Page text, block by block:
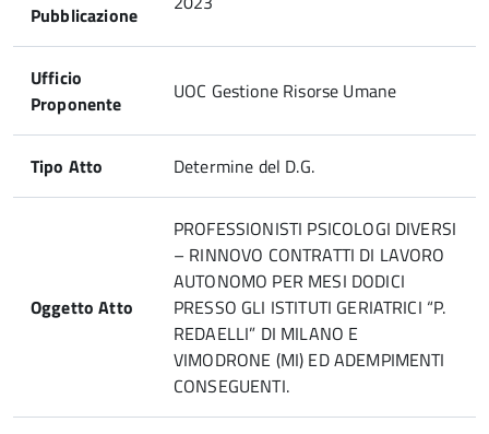
Pubblicazione
Ufficio
Proponente
UOC Gestione Risorse Umane
Tipo Atto Determine del D.G.
Oggetto Atto
PROFESSIONISTI PSICOLOGI DIVERSI
– RINNOVO CONTRATTI DI LAVORO
AUTONOMO PER MESI DODICI
PRESSO GLI ISTITUTI GERIATRICI “P.
REDAELLI” DI MILANO E
VIMODRONE (MI) ED ADEMPIMENTI
CONSEGUENTI.